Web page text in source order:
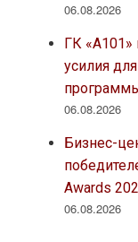
06.08.2026
ГК
усилия
06.08.2026
Бизнес-
Awards
06.08.2026